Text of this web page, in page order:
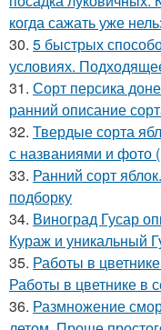
когда сажать уже
30. 5 быстрых
условиях.
31. Сорт персика
ранний описание
32. Твердые сорта
с названиями и фото
33. Ранний сорт
подборку
34. Виноград Гусар
Кураж и уникальный
35. Работы в
Работы в цветнике в
36. Размножение